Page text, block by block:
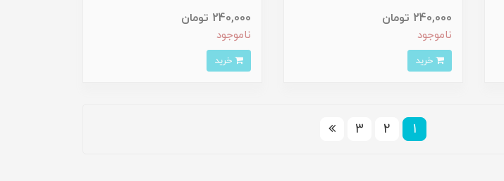
240,000 تومان
ناموجود
خرید
240,000 تومان
ناموجود
خرید
1
2
3